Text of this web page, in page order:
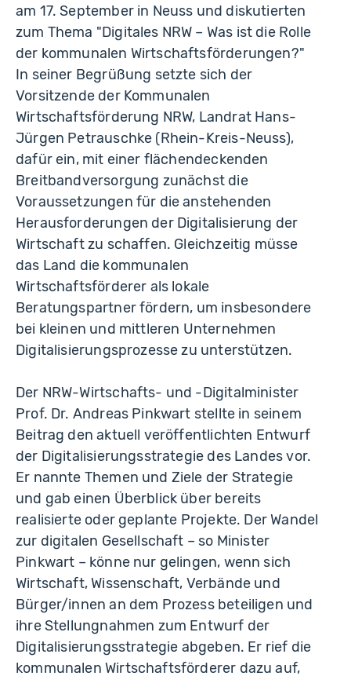
am 17. September in Neuss und diskutierten
zum Thema "Digitales NRW – Was ist die Rolle
der kommunalen Wirtschaftsförderungen?"
In seiner Begrüßung setzte sich der
Vorsitzende der Kommunalen
Wirtschaftsförderung NRW, Landrat Hans-
Jürgen Petrauschke (Rhein-Kreis-Neuss),
dafür ein, mit einer flächendeckenden
Breitbandversorgung zunächst die
Voraussetzungen für die anstehenden
Herausforderungen der Digitalisierung der
Wirtschaft zu schaffen. Gleichzeitig müsse
das Land die kommunalen
Wirtschaftsförderer als lokale
Beratungspartner fördern, um insbesondere
bei kleinen und mittleren Unternehmen
Digitalisierungsprozesse zu unterstützen.
Der NRW-Wirtschafts- und -Digitalminister
Prof. Dr. Andreas Pinkwart stellte in seinem
Beitrag den aktuell veröffentlichten Entwurf
der Digitalisierungsstrategie des Landes vor.
Er nannte Themen und Ziele der Strategie
und gab einen Überblick über bereits
realisierte oder geplante Projekte. Der Wandel
zur digitalen Gesellschaft – so Minister
Pinkwart – könne nur gelingen, wenn sich
Wirtschaft, Wissenschaft, Verbände und
Bürger/innen an dem Prozess beteiligen und
ihre Stellungnahmen zum Entwurf der
Digitalisierungsstrategie abgeben. Er rief die
kommunalen Wirtschaftsförderer dazu auf,